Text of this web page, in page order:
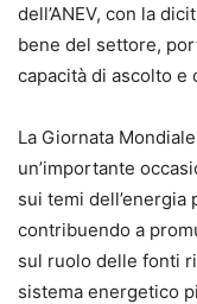
dell’ANEV, con la
bene del settore,
capacità di ascolto e
La Giornata
un’importante
sui temi
contribuendo a
sul ruolo delle fonti
sistema energetico